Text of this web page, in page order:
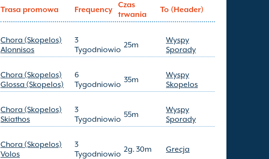
Trasa promowa Frequency
Czas
trwania
To (Header)
Chora (Skopelos)
Alonnisos
3
Tygodniowio
25m
Wyspy
Sporady
Chora (Skopelos)
Glossa (Skopelos)
6
Tygodniowio
35m
Wyspy
Skopelos
Chora (Skopelos)
Skiathos
3
Tygodniowio
55m
Wyspy
Sporady
Chora (Skopelos)
Volos
3
Tygodniowio
2g. 30m Grecja